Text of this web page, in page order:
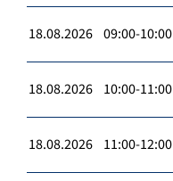
18.08.2026 09:00-10:00
18.08.2026 10:00-11:00
18.08.2026 11:00-12:00